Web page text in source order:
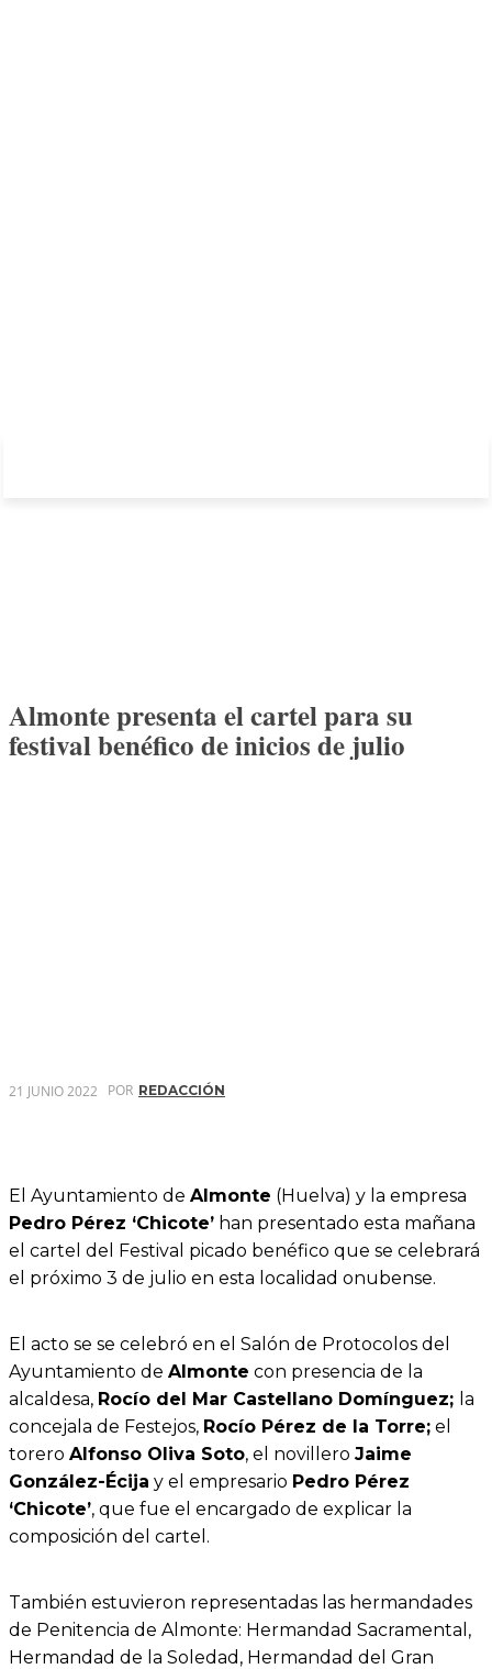
Almonte presenta el cartel para su
festival benéfico de inicios de julio
21 JUNIO 2022 POR REDACCIÓN
El Ayuntamiento de Almonte (Huelva) y la empresa
Pedro Pérez ‘Chicote’ han presentado esta mañana
el cartel del Festival picado benéfico que se celebrará
el próximo 3 de julio en esta localidad onubense.
El acto se se celebró en el Salón de Protocolos del
Ayuntamiento de Almonte con presencia de la
alcaldesa, Rocío del Mar Castellano Domínguez; la
concejala de Festejos, Rocío Pérez de la Torre; el
torero Alfonso Oliva Soto, el novillero Jaime
González-Écija y el empresario Pedro Pérez
‘Chicote’, que fue el encargado de explicar la
composición del cartel.
También estuvieron representadas las hermandades
de Penitencia de Almonte: Hermandad Sacramental,
Hermandad de la Soledad, Hermandad del Gran